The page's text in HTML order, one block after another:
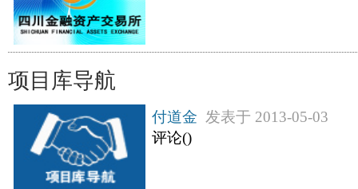
项目库导航
付道金 发表于 2013-05-03
评论()